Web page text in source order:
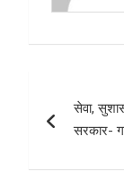
सेवा,
सरकार-